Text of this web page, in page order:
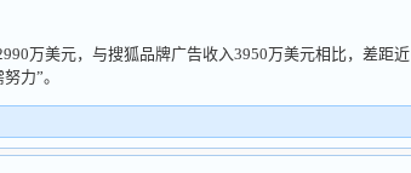
万美元，与搜狐品牌广告收入3950万美元相比，差距近
力”。